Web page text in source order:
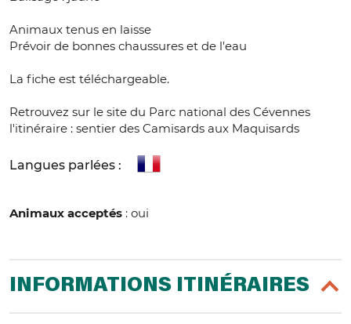
Animaux tenus en laisse
Prévoir de bonnes chaussures et de l'eau
La fiche est téléchargeable.
Retrouvez sur le site du Parc national des Cévennes
l'itinéraire : sentier des Camisards aux Maquisards
Langues parlées :
Animaux acceptés : oui
INFORMATIONS ITINÉRAIRES